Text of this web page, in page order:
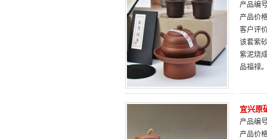
产品编
产品价
客户评
该套紫
紫泥烧
品福禄
宜兴原
产品编
产品价